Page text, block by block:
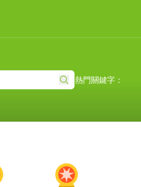
熱門關鍵字：